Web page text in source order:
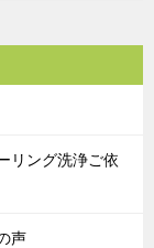
リング洗浄ご依
声